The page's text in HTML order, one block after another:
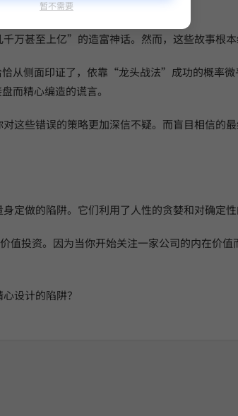
万甚至上亿”的造富神话。然而，这些故事根本
从侧面印证了，依靠“龙头战法”成功的概率微
而精心编造的谎言。
这些错误的策略更加深信不疑。而盲目相信的
做的陷阱。它们利用了人性的贪婪和对确定性
值投资。因为当你开始关注一家公司的内在
设计的陷阱？
暂不需要